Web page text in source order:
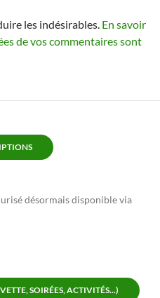
les indésirables. En savoir
de vos commentaires sont
désormais disponible via
SOIRÉES, ACTIVITÉS...)